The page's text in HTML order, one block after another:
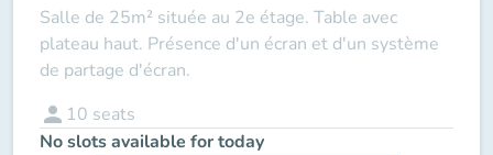
Salle de 25m² située au 2e étage. Table avec
plateau haut. Présence d'un écran et d'un système
de partage d'écran.
person 10 seats
No slots available for today